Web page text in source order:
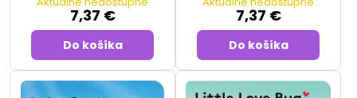
7,37 €
Do košíka
7,37 €
Do košíka